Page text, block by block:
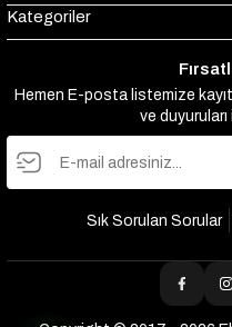
Kategoriler
Hemen E-posta listemize
ve
Sık Sorulan Sorular